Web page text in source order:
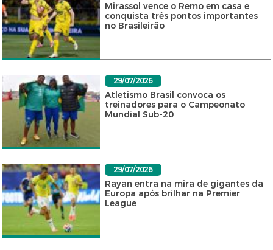
Mirassol vence o Remo em casa e
conquista três pontos importantes
no Brasileirão
29/07/2026
Atletismo Brasil convoca os
treinadores para o Campeonato
Mundial Sub-20
29/07/2026
Rayan entra na mira de gigantes da
Europa após brilhar na Premier
League